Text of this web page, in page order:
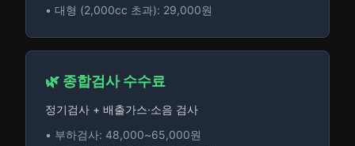
• 대형 (2,000cc 초과): 29,000원
🌿 종합검사 수수료
정기검사 + 배출가스·소음 검사
• 부하검사: 48,000~65,000원